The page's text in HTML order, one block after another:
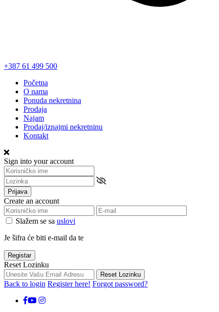
+387 61 499 500
Početna
O nama
Ponuda nekretnina
Prodaja
Najam
Prodaj/iznajmi nekretninu
Kontakt
Sign into your account
Prijava
Create an account
Slažem se sa uslovi
Je šifra će biti e-mail da te
Registar
Reset Lozinku
Reset Lozinku
Back to login Register here! Forgot password?